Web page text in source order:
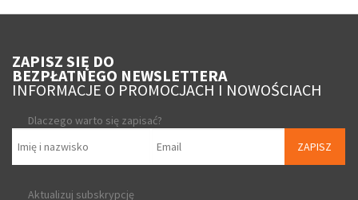
ZAPISZ SIĘ DO
BEZPŁATNEGO NEWSLETTERA
INFORMACJE O PROMOCJACH I NOWOŚCIACH
Dlaczego warto się zapisać?
ZAPISZ
Aktualizuj subskrypcję